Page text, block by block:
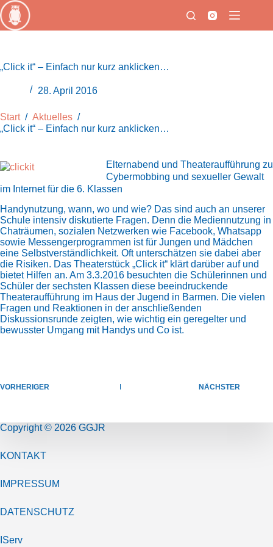
Zum
Inhalt
springen
„Click it“ – Einfach nur kurz anklicken…
28. April 2016
Start / Aktuelles /
„Click it“ – Einfach nur kurz anklicken…
Elternabend und Theateraufführung zu
Cybermobbing und sexueller Gewalt
im Internet für die 6. Klassen
Handynutzung, wann, wo und wie? Das sind auch an unserer
Schule intensiv diskutierte Fragen. Denn die Mediennutzung in
Chaträumen, sozialen Netzwerken wie Facebook, Whatsapp
sowie Messengerprogrammen ist für Jungen und Mädchen
eine Selbstverständlichkeit. Oft unterschätzen sie dabei aber
die Risiken. Das Theaterstück „Click it“ klärt darüber auf und
bietet Hilfen an. Am 3.3.2016 besuchten die Schülerinnen und
Schüler der sechsten Klassen diese beeindruckende
Theateraufführung im Haus der Jugend in Barmen. Die vielen
Fragen und Reaktionen in der anschließenden
Diskussionsrunde zeigten, wie wichtig ein geregelter und
bewusster Umgang mit Handys und Co ist.
VORHERIGER NÄCHSTER
Copyright © 2026 GGJR
KONTAKT
IMPRESSUM
DATENSCHUTZ
IServ